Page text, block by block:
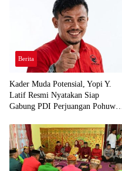
Berita
Kader Muda Potensial, Yopi Y.
Latif Resmi Nyatakan Siap
Gabung PDI Perjuangan Pohuwato